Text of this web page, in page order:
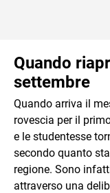
Quando
settembre
Quando arriva il
rovescia per il
e le studentesse
secondo quanto
regione. Sono
attraverso una